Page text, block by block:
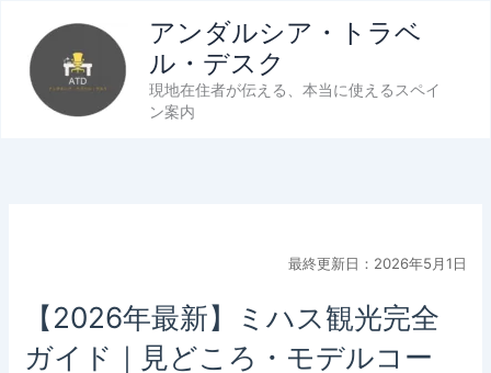
アンダルシア・トラベ
ル・デスク
現地在住者が伝える、本当に使えるスペイ
ン案内
最終更新日：2026年5月1日
【2026年最新】ミハス観光完全
ガイド｜見どころ・モデルコー